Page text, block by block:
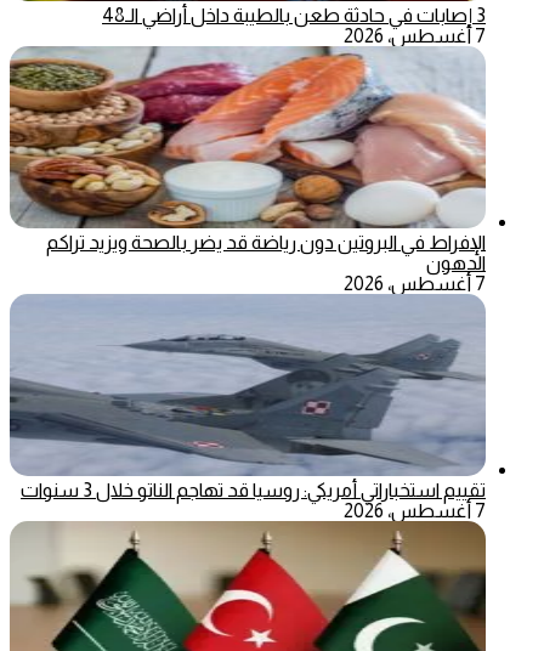
3 إصابات في حادثة طعن بالطيبة داخل أراضي الـ48
7 أغسطس، 2026
الإفراط في البروتين دون رياضة قد يضر بالصحة ويزيد تراكم
الدهون
7 أغسطس، 2026
تقييم استخباراتي أمريكي: روسيا قد تهاجم الناتو خلال 3 سنوات
7 أغسطس، 2026